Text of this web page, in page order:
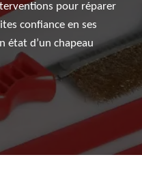
pour réparer
confiance en ses
état d’un chapeau